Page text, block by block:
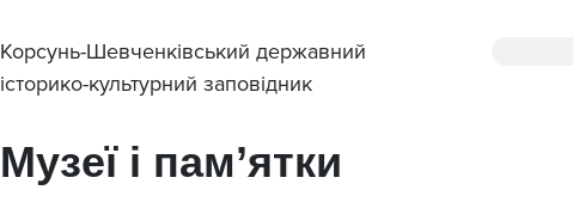
Корсунь-Шевченківський державний
історико-культурний заповідник
Музеї і пам’ятки